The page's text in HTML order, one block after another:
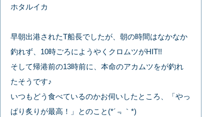
ホタルイカ
早朝出港されたT船長でしたが、朝の時間はなかなか
釣れず、10時ごろにようやくクロムツがHIT!!
そして帰港前の13時前に、本命のアカムツをが釣れ
たそうです♪
いつもどう食べているのかお伺いしたところ、「やっ
ぱり炙りが最高！」とのこと(*´﹃｀*)